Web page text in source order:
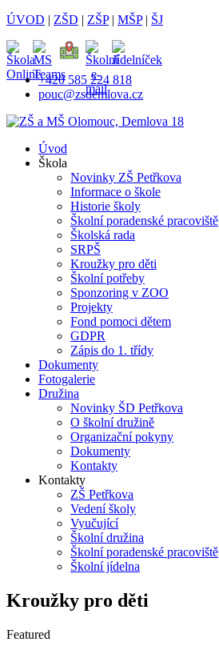
ÚVOD | ZŠD | ZŠP| MŠP| ŠJ
+420 585 224 818
pouc@zsdemlova.cz
Úvod
Škola
Novinky ZŠ Petřkova
Informace o škole
Historie školy
Školní poradenské pracoviště
Školská rada
SRPŠ
Kroužky pro děti
Školní potřeby
Sponzoring v ZOO
Projekty
Fond pomoci dětem
GDPR
Zápis do 1. třídy
Dokumenty
Fotogalerie
Družina
Novinky ŠD Petřkova
O školní družině
Organizační pokyny
Dokumenty
Kontakty
Kontakty
ZŠ Petřkova
Vedení školy
Vyučující
Školní družina
Školní poradenské pracoviště
Školní jídelna
Kroužky pro děti
Featured